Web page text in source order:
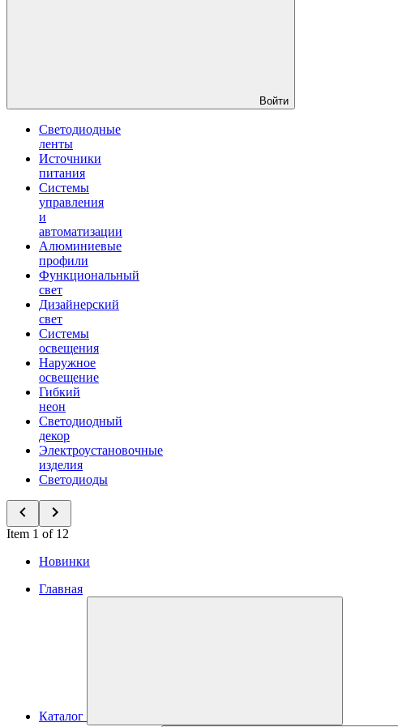
Войти
Светодиодные
ленты
Источники
питания
Системы
управления
и
автоматизации
Алюминиевые
профили
Функциональный
свет
Дизайнерский
свет
Системы
освещения
Наружное
освещение
Гибкий
неон
Светодиодный
декор
Электроустановочные
изделия
Светодиоды
Item 1 of 12
Новинки
Главная
Каталог